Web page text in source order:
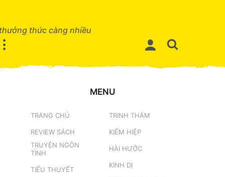
thức càng nhiều
MENU
TRANG CHỦ
REVIEW SÁCH
TRUYỆN NGÔN
TÌNH
TIỂU THUYẾT
TRINH THÁM
KIẾM HIỆP
HÀI HƯỚC
KINH DỊ